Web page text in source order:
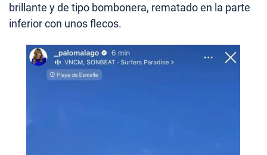
brillante y de tipo bombonera, rematado en la parte
inferior con unos flecos.